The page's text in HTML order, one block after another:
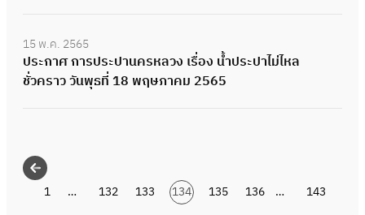
15 พ.ค. 2565
ประกาศ การประปานครหลวง เรื่อง น้ำประปาไม่ไหล
ชั่วคราว วันพุธที่ 18 พฤษภาคม 2565
1 … 132 133 134 135 136 …
143